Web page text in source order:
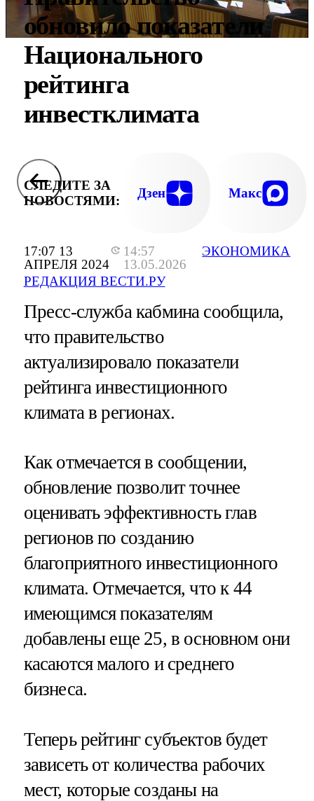
17:07 13
АПРЕЛЯ 2024
14:57
13.05.2026
РЕДАКЦИЯ ВЕСТИ.РУ
ЭКОНОМИКА
обновило показатели
Национального
рейтинга
инвестклимата
СЛЕДИТЕ ЗА
НОВОСТЯМИ:
Дзен Макс
Пресс-служба кабмина сообщила,
что правительство
актуализировало показатели
рейтинга инвестиционного
климата в регионах.
Как отмечается в сообщении,
обновление позволит точнее
оценивать эффективность глав
регионов по созданию
благоприятного инвестиционного
климата. Отмечается, что к 44
имеющимся показателям
добавлены еще 25, в основном они
касаются малого и среднего
бизнеса.
Теперь рейтинг субъектов будет
зависеть от количества рабочих
мест, которые созданы на